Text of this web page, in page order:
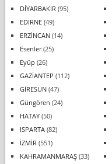
DİYARBAKIR (95)
EDİRNE(49)
ERZİNCAN(14)
Esenler(25)
Eyüp (26)
GAZİANTEP (112)
GİRESUN(47)
Güngören (24)
HATAY(50)
ISPARTA(82)
İZMİR (551)
KAHRAMANMARAŞ(33)